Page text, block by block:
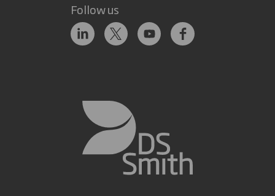
Follow us